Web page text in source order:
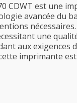
CDWT est une
avancée du
une
aux exigences
imprimante